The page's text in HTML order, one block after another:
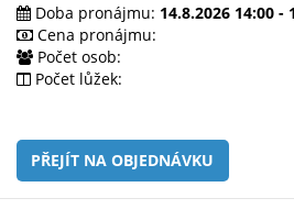
Doba pronájmu: 14.8.2026 14:00 -
Cena pronájmu:
Počet osob:
Počet lůžek:
PŘEJÍT NA OBJEDNÁVKU